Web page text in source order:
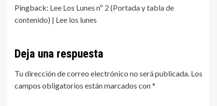
Pingback: Lee Los Lunes nº 2 (Portada y tabla de
contenido) | Lee los lunes
Deja una respuesta
Tu dirección de correo electrónico no será publicada. Los
campos obligatorios están marcados con*